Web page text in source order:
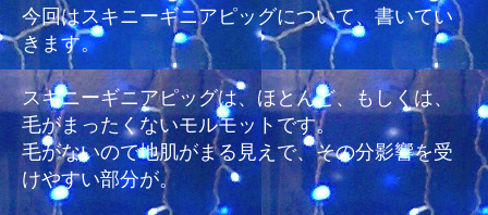
教
日
記
～
ス
キ
ニ
今回はスキニーギニアピッグについて、書いてい
きます。
スキニーギニアピッグは、ほとんど、もしくは、
毛がまったくないモルモットです。
毛がないので地肌がまる見えで、その分影響を受
けやすい部分が。